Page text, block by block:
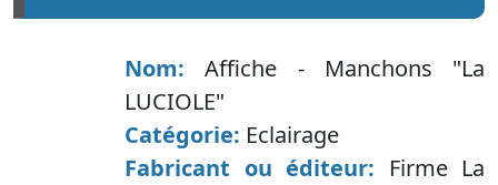
Nom:Affiche - Manchons "La
LUCIOLE"
Catégorie: Eclairage
Fabricant ou éditeur: Firme La